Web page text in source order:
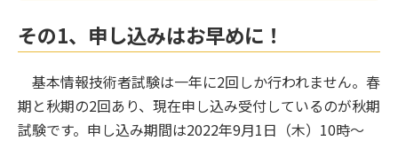
その1、申し込みはお早めに！
基本情報技術者試験は一年に2回しか行われません。春
期と秋期の2回あり、現在申し込み受付しているのが秋期
試験です。申し込み期間は2022年9月1日（木）10時～